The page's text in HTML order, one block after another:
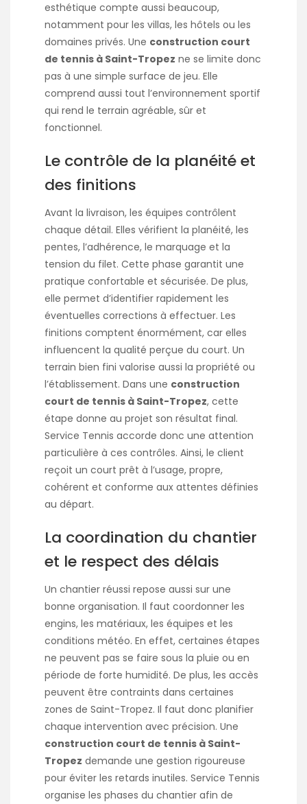
esthétique compte aussi beaucoup,
notamment pour les villas, les hôtels ou les
domaines privés. Une construction court
de tennis à Saint-Tropez ne se limite donc
pas à une simple surface de jeu. Elle
comprend aussi tout l’environnement sportif
qui rend le terrain agréable, sûr et
fonctionnel.
Le contrôle de la planéité et
des finitions
Avant la livraison, les équipes contrôlent
chaque détail. Elles vérifient la planéité, les
pentes, l’adhérence, le marquage et la
tension du filet. Cette phase garantit une
pratique confortable et sécurisée. De plus,
elle permet d’identifier rapidement les
éventuelles corrections à effectuer. Les
finitions comptent énormément, car elles
influencent la qualité perçue du court. Un
terrain bien fini valorise aussi la propriété ou
l’établissement. Dans une construction
court de tennis à Saint-Tropez, cette
étape donne au projet son résultat final.
Service Tennis accorde donc une attention
particulière à ces contrôles. Ainsi, le client
reçoit un court prêt à l’usage, propre,
cohérent et conforme aux attentes définies
au départ.
La coordination du chantier
et le respect des délais
Un chantier réussi repose aussi sur une
bonne organisation. Il faut coordonner les
engins, les matériaux, les équipes et les
conditions météo. En effet, certaines étapes
ne peuvent pas se faire sous la pluie ou en
période de forte humidité. De plus, les accès
peuvent être contraints dans certaines
zones de Saint-Tropez. Il faut donc planifier
chaque intervention avec précision. Une
construction court de tennis à Saint-
Tropez demande une gestion rigoureuse
pour éviter les retards inutiles. Service Tennis
organise les phases du chantier afin de